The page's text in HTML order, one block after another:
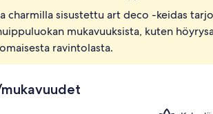
charmilla sisustettu art deco -keidas
mukavuuksista, kuten
ravintolasta.